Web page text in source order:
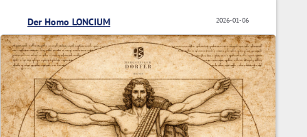
2026-01-06
Der Homo LONCIUM